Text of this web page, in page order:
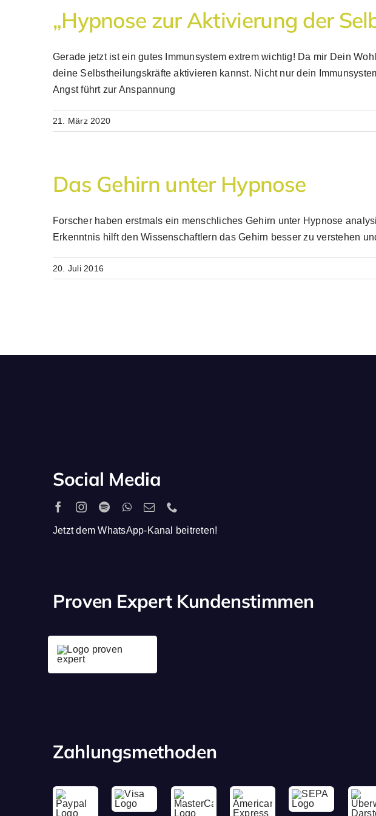
„Hypnose zur Aktivierung der
Gerade jetzt ist ein gutes Immunsystem extrem wichtig! Da mir Dein
deine Selbstheilungskräfte aktivieren kannst. Nicht nur dein
Angst führt zur Anspannung
21. März 2020
Das Gehirn unter Hypnose
Forscher haben erstmals ein menschliches Gehirn unter Hypnose
Erkenntnis hilft den Wissenschaftlern das Gehirn besser zu verstehen
20. Juli 2016
Social Media
Jetzt dem WhatsApp-Kanal beitreten!
Proven Expert Kundenstimmen
Zahlungsmethoden